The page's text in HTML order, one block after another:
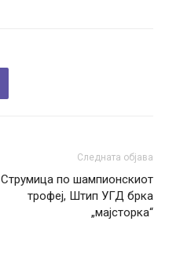
Следната објава
Струмица по шампионскиот
трофеј, Штип УГД брка
„мајсторка“